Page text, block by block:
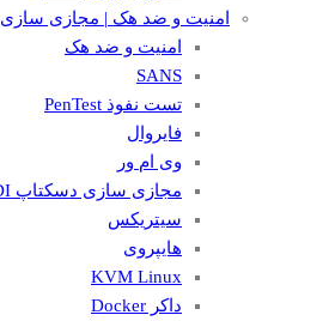
امنیت و ضد هک | مجازی سازی
امنیت و ضد هک
SANS
تست نفوذ PenTest
فایروال
وی ام ور
مجازی سازی دسکتاپ VDI
سیتریکس
هایپروی
KVM Linux
داکر Docker